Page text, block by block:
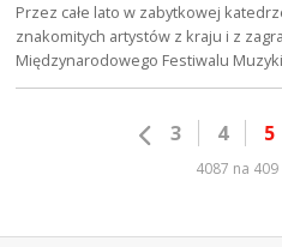
Przez całe lato w zabytkowej
znakomitych artystów z kraju i z
Międzynarodowego Festiwalu
3 4 5
4087 na